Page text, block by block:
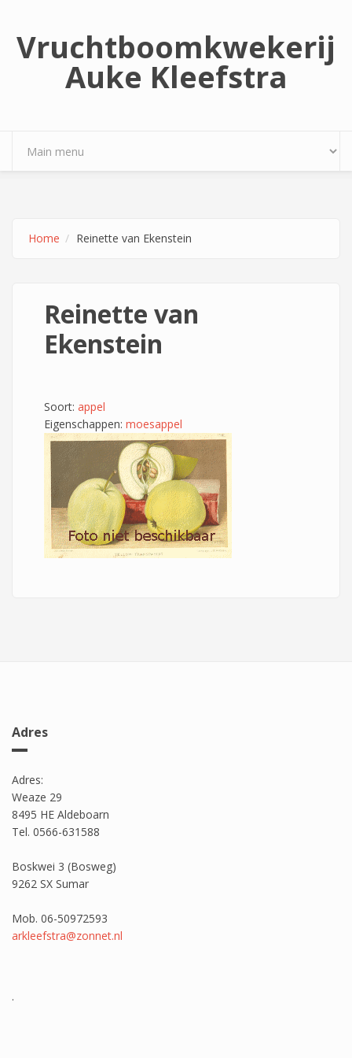
Vruchtboomkwekerij
Auke Kleefstra
Home Reinette van Ekenstein
Reinette van
Ekenstein
Soort: appel
Eigenschappen: moesappel
Adres
Adres:
Weaze 29
8495 HE Aldeboarn
Tel. 0566-631588
Boskwei 3 (Bosweg)
9262 SX Sumar
Mob. 06-50972593
arkleefstra@zonnet.nl
.